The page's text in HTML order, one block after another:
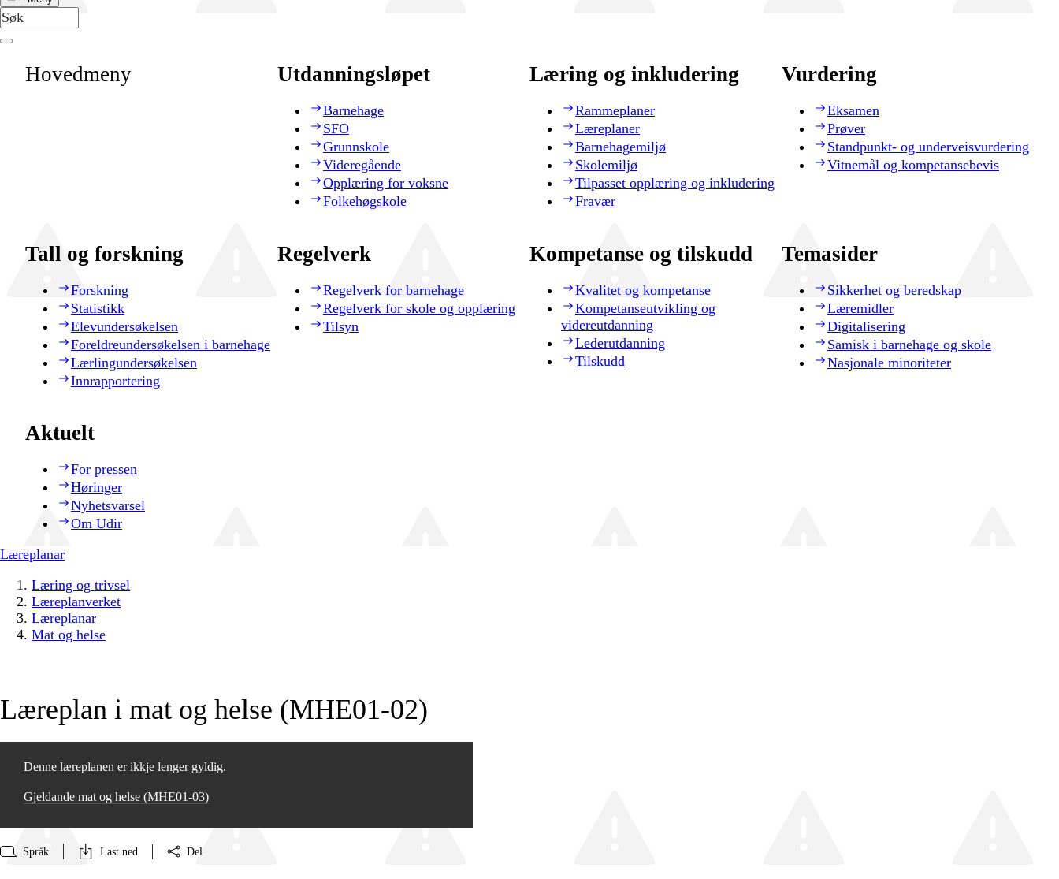
Hovedmeny Utdanningsløpet
Barnehage
SFO
Grunnskole
Videregående
Opplæring for voksne
Folkehøgskole
Læring og inkludering
Rammeplaner
Læreplaner
Barnehagemiljø
Skolemiljø
Tilpasset opplæring og inkludering
Fravær
Vurdering
Eksamen
Prøver
Standpunkt- og underveisvurdering
Vitnemål og kompetansebevis
Tall og forskning
Forskning
Statistikk
Elevundersøkelsen
Foreldreundersøkelsen i barnehage
Lærlingundersøkelsen
Innrapportering
Regelverk
Regelverk for barnehage
Regelverk for skole og opplæring
Tilsyn
Kompetanse og tilskudd
Kvalitet og kompetanse
Kompetanseutvikling og
videreutdanning
Lederutdanning
Tilskudd
Temasider
Sikkerhet og beredskap
Læremidler
Digitalisering
Samisk i barnehage og skole
Nasjonale minoriteter
Aktuelt
For pressen
Høringer
Nyhetsvarsel
Om Udir
Læreplanar
Læring og trivsel
Læreplanverket
Læreplanar
Mat og helse
Læreplan i mat og helse (MHE01‑02)
Denne læreplanen er ikkje lenger gyldig.
Gjeldande mat og helse (MHE01‑03)
Språk Last ned Del